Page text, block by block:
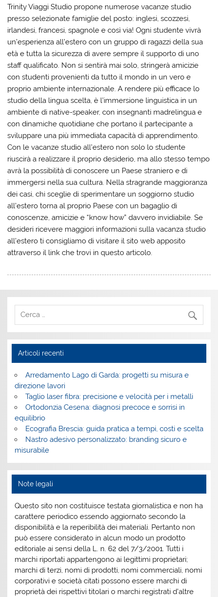
Trinity Viaggi Studio propone numerose vacanze studio
presso selezionate famiglie del posto: inglesi, scozzesi,
irlandesi, francesi, spagnole e così via! Ogni studente vivrà
un’esperienza all’estero con un gruppo di ragazzi della sua
età e tutta la sicurezza di avere sempre il supporto di uno
staff qualificato. Non si sentirà mai solo, stringerà amicizie
con studenti provenienti da tutto il mondo in un vero e
proprio ambiente internazionale. A rendere più efficace lo
studio della lingua scelta, è l’immersione linguistica in un
ambiente di native-speaker, con insegnanti madrelingua e
con dinamiche quotidiane che portano il partecipante a
sviluppare una più immediata capacità di apprendimento.
Con le vacanze studio all’estero non solo lo studente
riuscirà a realizzare il proprio desiderio, ma allo stesso tempo
avrà la possibilità di conoscere un Paese straniero e di
immergersi nella sua cultura. Nella stragrande maggioranza
dei casi, chi sceglie di sperimentare un soggiorno studio
all’estero torna al proprio Paese con un bagaglio di
conoscenze, amicizie e “know how” davvero invidiabile. Se
desideri ricevere maggiori informazioni sulla vacanza studio
all’estero ti consigliamo di visitare il sito web apposito
attraverso il link che trovi in questo articolo.
Articoli recenti
Arredamento Lago di Garda: progetti su misura e
direzione lavori
Taglio laser fibra: precisione e velocità per i metalli
Ortodonzia Cesena: diagnosi precoce e sorrisi in
equilibrio
Ecografia Brescia: guida pratica a tempi, costi e scelta
Nastro adesivo personalizzato: branding sicuro e
misurabile
Note legali
Questo sito non costituisce testata giornalistica e non ha
carattere periodico essendo aggiornato secondo la
disponibilità e la reperibilità dei materiali. Pertanto non
può essere considerato in alcun modo un prodotto
editoriale ai sensi della L. n. 62 del 7/3/2001. Tutti i
marchi riportati appartengono ai legittimi proprietari;
marchi di terzi, nomi di prodotti, nomi commerciali, nomi
corporativi e società citati possono essere marchi di
proprietà dei rispettivi titolari o marchi registrati d’altre